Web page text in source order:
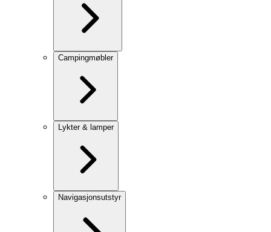
Campingmøbler
Lykter & lamper
Navigasjonsutstyr